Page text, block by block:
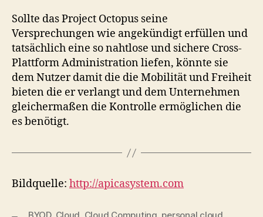
Sollte das Project Octopus seine
Versprechungen wie angekündigt erfüllen und
tatsächlich eine so nahtlose und sichere Cross-
Plattform Administration liefen, könnte sie
dem Nutzer damit die die Mobilität und Freiheit
bieten die er verlangt und dem Unternehmen
gleichermaßen die Kontrolle ermöglichen die
es benötigt.
Bildquelle: http://apicasystem.com